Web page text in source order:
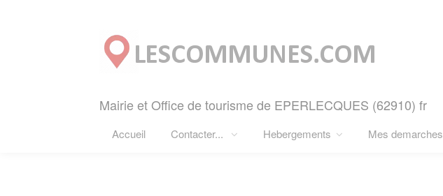
Mairie et Office de tourisme de EPERLECQUES (62910) fr
Accueil Contacter... Hebergements Mes demarches